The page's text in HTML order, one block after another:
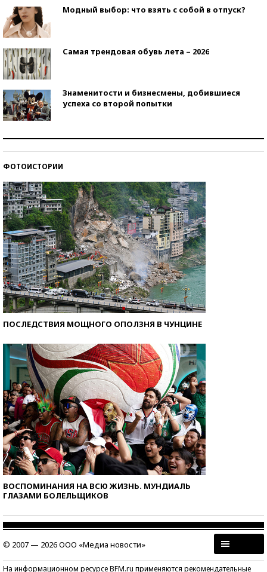
Модный выбор: что взять с собой в отпуск?
Самая трендовая обувь лета – 2026
Знаменитости и бизнесмены, добившиеся
успеха со второй попытки
ФОТОИСТОРИИ
ПОСЛЕДСТВИЯ МОЩНОГО ОПОЛЗНЯ В ЧУНЦИНЕ
ВОСПОМИНАНИЯ НА ВСЮ ЖИЗНЬ. МУНДИАЛЬ
ГЛАЗАМИ БОЛЕЛЬЩИКОВ
© 2007 — 2026 ООО «Медиа новости»
На информационном ресурсе BFM.ru применяются рекомендательные